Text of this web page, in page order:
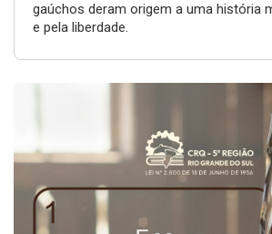
gaúchos deram origem a uma história
e pela liberdade.